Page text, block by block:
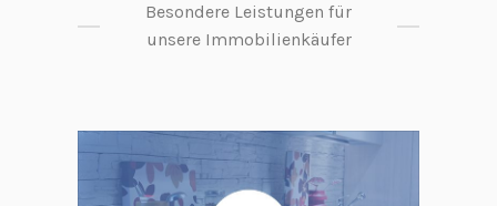
Besondere Leistungen für
unsere Immobilienkäufer